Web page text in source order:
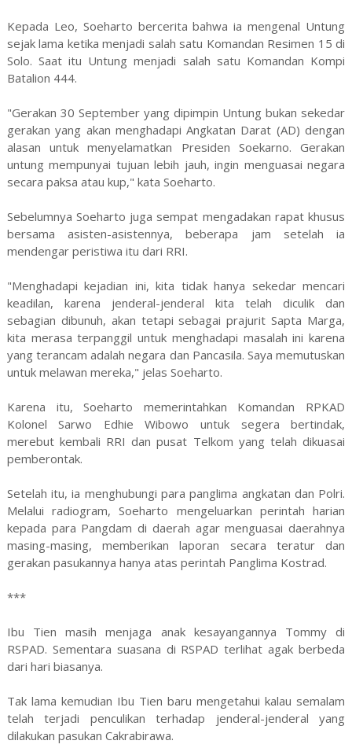
Kepada Leo, Soeharto bercerita bahwa ia mengenal Untung
sejak lama ketika menjadi salah satu Komandan Resimen 15 di
Solo. Saat itu Untung menjadi salah satu Komandan Kompi
Batalion 444.
"Gerakan 30 September yang dipimpin Untung bukan sekedar
gerakan yang akan menghadapi Angkatan Darat (AD) dengan
alasan untuk menyelamatkan Presiden Soekarno. Gerakan
untung mempunyai tujuan lebih jauh, ingin menguasai negara
secara paksa atau kup," kata Soeharto.
Sebelumnya Soeharto juga sempat mengadakan rapat khusus
bersama asisten-asistennya, beberapa jam setelah ia
mendengar peristiwa itu dari RRI.
"Menghadapi kejadian ini, kita tidak hanya sekedar mencari
keadilan, karena jenderal-jenderal kita telah diculik dan
sebagian dibunuh, akan tetapi sebagai prajurit Sapta Marga,
kita merasa terpanggil untuk menghadapi masalah ini karena
yang terancam adalah negara dan Pancasila. Saya memutuskan
untuk melawan mereka," jelas Soeharto.
Karena itu, Soeharto memerintahkan Komandan RPKAD
Kolonel Sarwo Edhie Wibowo untuk segera bertindak,
merebut kembali RRI dan pusat Telkom yang telah dikuasai
pemberontak.
Setelah itu, ia menghubungi para panglima angkatan dan Polri.
Melalui radiogram, Soeharto mengeluarkan perintah harian
kepada para Pangdam di daerah agar menguasai daerahnya
masing-masing, memberikan laporan secara teratur dan
gerakan pasukannya hanya atas perintah Panglima Kostrad.
***
Ibu Tien masih menjaga anak kesayangannya Tommy di
RSPAD. Sementara suasana di RSPAD terlihat agak berbeda
dari hari biasanya.
Tak lama kemudian Ibu Tien baru mengetahui kalau semalam
telah terjadi penculikan terhadap jenderal-jenderal yang
dilakukan pasukan Cakrabirawa.